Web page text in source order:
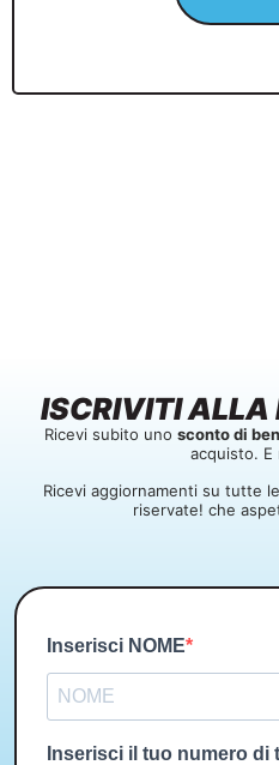
ISCRIVITI ALLA
Ricevi subito uno sconto di
acquisto. E
Ricevi aggiornamenti su tutte
riservate! che
Inserisci NOME
Inserisci il tuo numero di